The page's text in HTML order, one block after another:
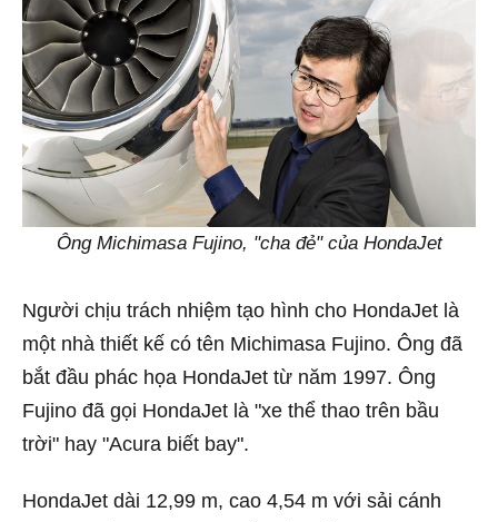
Ông Michimasa Fujino, "cha đẻ" của HondaJet
Người chịu trách nhiệm tạo hình cho HondaJet là
một nhà thiết kế có tên Michimasa Fujino. Ông đã
bắt đầu phác họa HondaJet từ năm 1997. Ông
Fujino đã gọi HondaJet là "xe thể thao trên bầu
trời" hay "Acura biết bay".
HondaJet dài 12,99 m, cao 4,54 m với sải cánh